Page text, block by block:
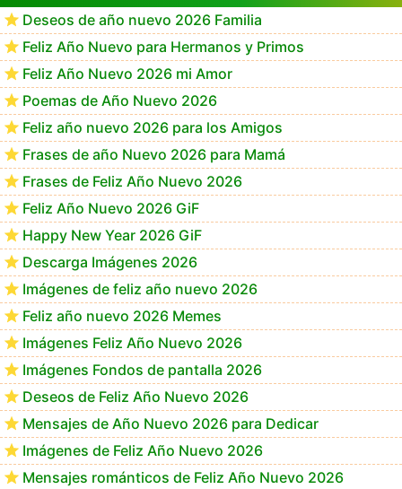
Deseos de año nuevo 2026 Familia
Feliz Año Nuevo para Hermanos y Primos
Feliz Año Nuevo 2026 mi Amor
Poemas de Año Nuevo 2026
Feliz año nuevo 2026 para los Amigos
Frases de año Nuevo 2026 para Mamá
Frases de Feliz Año Nuevo 2026
Feliz Año Nuevo 2026 GiF
Happy New Year 2026 GiF
Descarga Imágenes 2026
Imágenes de feliz año nuevo 2026
Feliz año nuevo 2026 Memes
Imágenes Feliz Año Nuevo 2026
Imágenes Fondos de pantalla 2026
Deseos de Feliz Año Nuevo 2026
Mensajes de Año Nuevo 2026 para Dedicar
Imágenes de Feliz Año Nuevo 2026
Mensajes románticos de Feliz Año Nuevo 2026